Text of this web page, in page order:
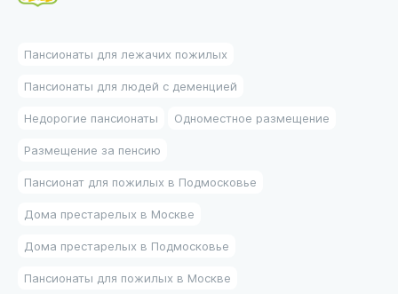
Пансионаты для лежачих пожилых
Пансионаты для людей с деменцией
Недорогие пансионаты Одноместное размещение
Размещение за пенсию
Пансионат для пожилых в Подмосковье
Дома престарелых в Москве
Дома престарелых в Подмосковье
Пансионаты для пожилых в Москве